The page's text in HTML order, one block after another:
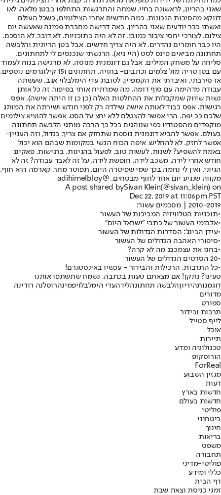
שאני בהריון, לראשונה בחיי. שמחה והתרגשות התחלפו בבטן מלאה, לאו
דווקא מהסיבות הנכונות. כמה חודשים אחרי הצילומים, כשכל העולם
ואשתו כבר יודעים שאני בהריון, באה דרישה מחברת פמינה שאעשה יום
צילום. לצורכי יחסי ציבור כמובן. זה לא היה בתוכניות. לא דובר. לא הוסכם.
היו כבר חומרים נהדרים. לא היה צריך חדשים. אבל בטן הריונית והלבשה
תחתונה מביאים פינס לסט (היי גיא). הרגשתי שנכנסים לי לתחתונים.
סליחה על משחק המילים. אבל גם דוגמנית מנוסה, לא מרגישה בנוח לעמוד
עם בטן טריה מול צלמים וכתבים- בחזיה, תחתונים ו15 קילוגרמים נוספים.
אז סירבתי. ואיבדתי את הקמפיין. לטובת עדי הימלבלוי אגב, שעשתה
עבודה מדהימה עם סוף דומה. מה שמרתיח אותי בסיפור, זה כל אותן
נשות שיווק שמקבלות את ההחלטות האלה (כן כן זו היתה אישה). אפס
רגישות. אפס כבוד לאותה אישה שילדה רק לפני חודש ושירתה את המותג
שלכם ככ יפה. הרי אפשר להצטלם ללא יחצ על הסט. אפשר להוציא צילומים
מוקפדים מהסטודיו כפי שנוהגים בכל כך הרבה מותגי הלבשה תחתונה
בעולם. אפשר להביא דוגמנית נוספת שתחזק אם צריך. בגדול, וזה העניין-
אפשר לחזק. לא להחליש. איפה הכוח הנשי במקומות שבהם הוא יכול
באמת להשפיע? לשנות. לעשות טוב. לפעול בהגינות. ברגישות. פאקינג
חודש אחרי לידה. משכב לידה. חופשת לידה. על זה לאבד עבודה? זה לא
הגיוני. ואין לי נחמה בכך שמי שפיטרה היום, תפוטר מחר. קארמה היא חוף.
מקווה שנגיע יום אחד לחוף מבטחים. @adihimelbloy
A post shared bySivan Klein(@sivan_klein) on
Dec 22, 2019 at 11:06pm PST
2010-2019 | מסכמים עשור:
•תוכניות הטלוויזיה המביכות של העשור
•אלבומי העשור של כתבי "ישראל היום"
•עידן הבינג': הסדרות הגדולות של העשור
•סיפורי האהבה הגדולים של העשור
•בחנו את עצמכם: מה לא קרה?
•20 הסרטים הגדולים של העשור
•כל התרבות, הרכילות והבידור - עכשיו באינסטגרם!
טעינו? נתקן! אם מצאתם טעות בכתבה, נשמח שתשתפו אותנו
דוגמנותהיריוןהלבשה תחתונהלידהעדי הימלבלויפמינהרוסלנה רודינה
מדורים
ספורט
תרבות ובידור
לייף סטייל
אוכל
תיירות
טכנולוגיה ומדע
הורוסקופ
ForReal
מגזין השבוע
דעות
חדשות בארץ
חדשות בעולם
פוליטי
ביטחוני
חינוך
בריאות
משפט
תחבורה
פוליטי-מדיני
כללי ומידע
דף הבית
זמני כניסת וצאת שבת